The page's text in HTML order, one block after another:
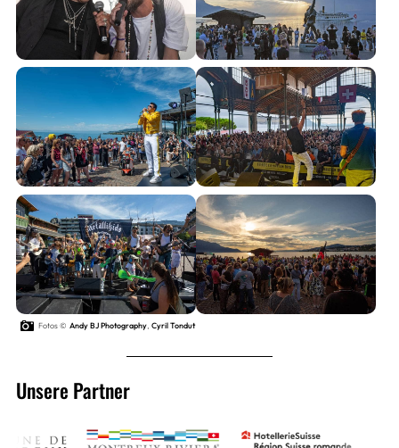
Fotos © Andy BJ Photography, Cyril Tondut
Unsere Partner